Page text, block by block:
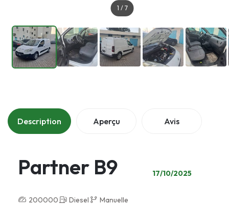
1 / 7
Description Aperçu Avis
Partner B9 17/10/2025
200000 Diesel Manuelle